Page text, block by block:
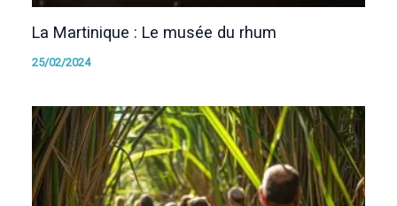
La Martinique : Le musée du rhum
25/02/2024